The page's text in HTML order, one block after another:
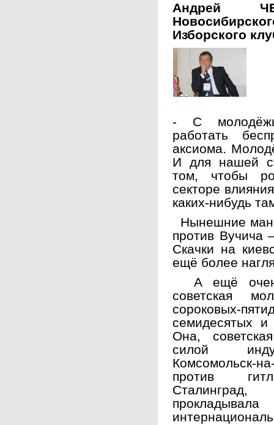
Андрей
Изборского
- С
работать
аксиома.
И для нашей
том, чтобы
секторе
каких-нибудь
Нынешние
против Вучича
Скачки на
ещё более
А ещё очень
советская
сороковых-
семидесятых и
Она,
силой
Комсомольск-
против